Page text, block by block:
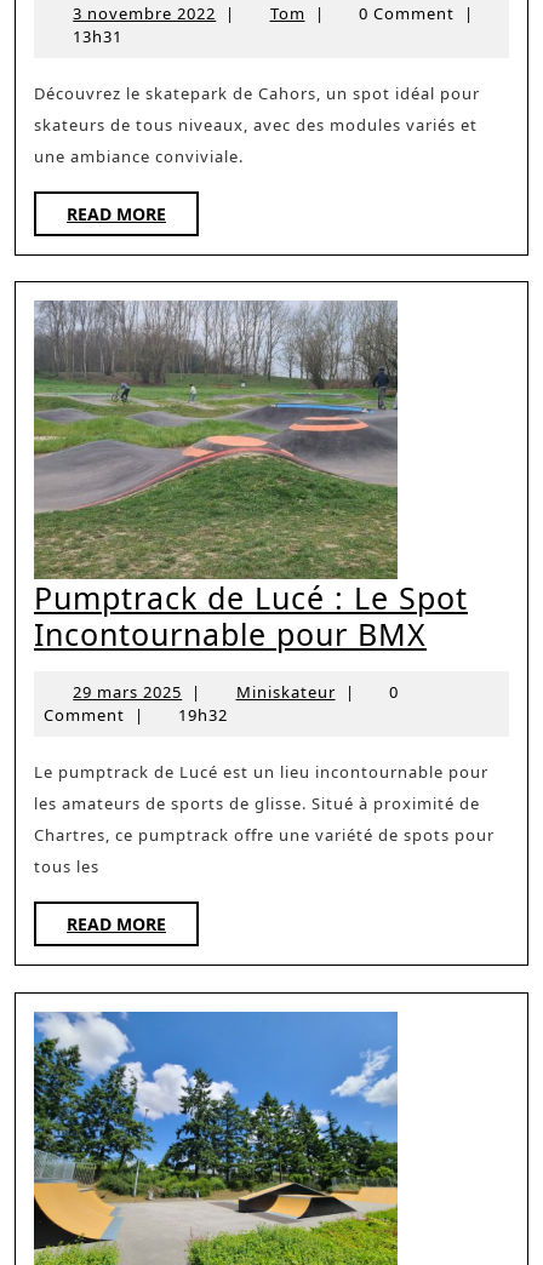
Cahors
docks)
3 novembre 2022 | TomTom
| 0 Comment
|
13h31
Découvrez le skatepark de Cahors, un spot idéal pour
skateurs de tous niveaux, avec des modules variés et
une ambiance conviviale.
READ MORE
MORE
Pumptrack de Lucé : Le Spot
Incontournable pour BMX
Le
Spot
29 mars 2025 29
mars
| MiniskateurMiniskateur
|
0
Comment
| 19h32
Le pumptrack de Lucé est un lieu incontournable pour
les amateurs de sports de glisse. Situé à proximité de
Chartres, ce pumptrack offre une variété de spots pour
tous les
READ MORE
MORE